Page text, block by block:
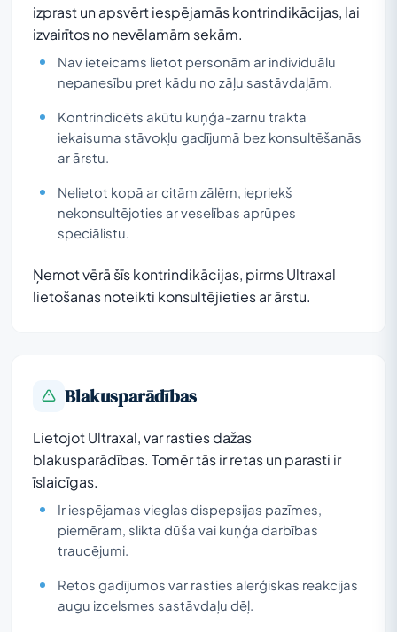
izprast un apsvērt iespējamās kontrindikācijas, lai
izvairītos no nevēlamām sekām.
Nav ieteicams lietot personām ar individuālu
nepanesību pret kādu no zāļu sastāvdaļām.
Kontrindicēts akūtu kuņģa-zarnu trakta
iekaisuma stāvokļu gadījumā bez konsultēšanās
ar ārstu.
Nelietot kopā ar citām zālēm, iepriekš
nekonsultējoties ar veselības aprūpes
speciālistu.
Ņemot vērā šīs kontrindikācijas, pirms Ultraxal
lietošanas noteikti konsultējieties ar ārstu.
Blakusparādības
Lietojot Ultraxal, var rasties dažas
blakusparādības. Tomēr tās ir retas un parasti ir
īslaicīgas.
Ir iespējamas vieglas dispepsijas pazīmes,
piemēram, slikta dūša vai kuņģa darbības
traucējumi.
Retos gadījumos var rasties alerģiskas reakcijas
augu izcelsmes sastāvdaļu dēļ.